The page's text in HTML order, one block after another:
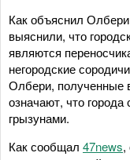
Как объяснил
выяснили, что
являются
негородские
Олбери, полученные
означают, что
грызунами.
Как сообщал 47news,